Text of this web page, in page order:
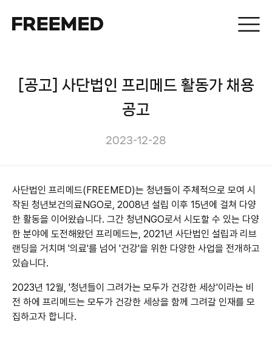
[공고] 사단법인 프리메드 활동가 채용
공고
2023-12-28
사단법인 프리메드(FREEMED)는 청년들이 주체적으로 모여 시
작된 청년보건의료NGO로, 2008년 설립 이후 15년에 걸쳐 다양
한 활동을 이어왔습니다. 그간 청년NGO로서 시도할 수 있는 다양
한 분야에 도전해왔던 프리메드는, 2021년 사단법인 설립과 리브
랜딩을 거치며 '의료'를 넘어 '건강'을 위한 다양한 사업을 전개하고
있습니다.
2023년 12월, '청년들이 그려가는 모두가 건강한 세상'이라는 비
전 하에 프리메드는 모두가 건강한 세상을 함께 그려갈 인재를 모
집하고자 합니다.